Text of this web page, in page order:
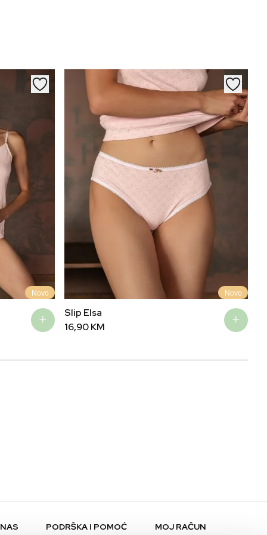
Novo Novo
Slip Elsa
16,90KM
PODRŠKA I POMOĆ MOJ RAČUN